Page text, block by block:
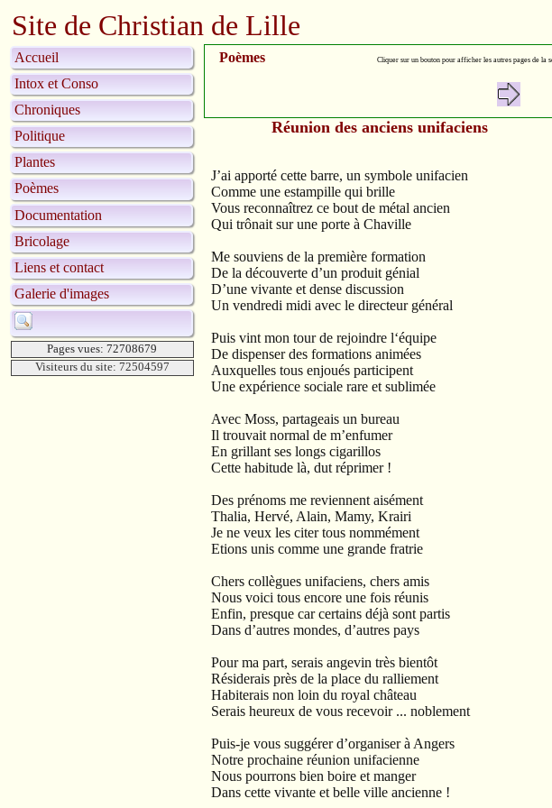
Site de Christian de Lille
Accueil
Intox et Conso
Chroniques
Politique
Plantes
Poèmes
Documentation
Bricolage
Liens et contact
Galerie d'images
Pages vues: 72708679
Visiteurs du site: 72504597
Poèmes Cliquer sur un bouton pour afficher les autres pages de la
Réunion des anciens unifaciens
J’ai apporté cette barre, un symbole unifacien
Comme une estampille qui brille
Vous reconnaîtrez ce bout de métal ancien
Qui trônait sur une porte à Chaville
Me souviens de la première formation
De la découverte d’un produit génial
D’une vivante et dense discussion
Un vendredi midi avec le directeur général
Puis vint mon tour de rejoindre l‘équipe
De dispenser des formations animées
Auxquelles tous enjoués participent
Une expérience sociale rare et sublimée
Avec Moss, partageais un bureau
Il trouvait normal de m’enfumer
En grillant ses longs cigarillos
Cette habitude là, dut réprimer !
Des prénoms me reviennent aisément
Thalia, Hervé, Alain, Mamy, Krairi
Je ne veux les citer tous nommément
Etions unis comme une grande fratrie
Chers collègues unifaciens, chers amis
Nous voici tous encore une fois réunis
Enfin, presque car certains déjà sont partis
Dans d’autres mondes, d’autres pays
Pour ma part, serais angevin très bientôt
Résiderais près de la place du ralliement
Habiterais non loin du royal château
Serais heureux de vous recevoir ... noblement
Puis-je vous suggérer d’organiser à Angers
Notre prochaine réunion unifacienne
Nous pourrons bien boire et manger
Dans cette vivante et belle ville ancienne !